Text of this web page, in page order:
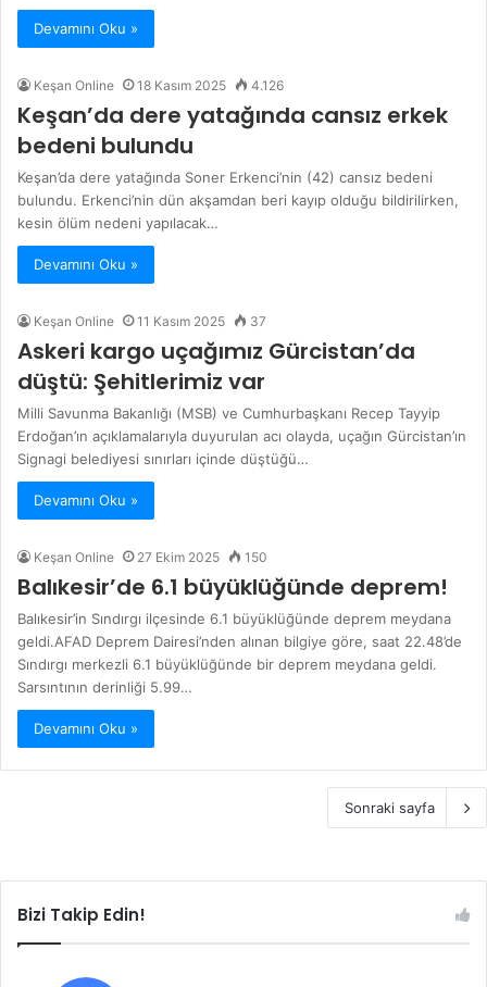
Devamını Oku »
Keşan Online 18 Kasım 2025 4.126
Keşan’da dere yatağında cansız erkek
bedeni bulundu
Keşan’da dere yatağında Soner Erkenci’nin (42) cansız bedeni
bulundu. Erkenci’nin dün akşamdan beri kayıp olduğu bildirilirken,
kesin ölüm nedeni yapılacak…
Devamını Oku »
Keşan Online 11 Kasım 2025 37
Askeri kargo uçağımız Gürcistan’da
düştü: Şehitlerimiz var
Milli Savunma Bakanlığı (MSB) ve Cumhurbaşkanı Recep Tayyip
Erdoğan’ın açıklamalarıyla duyurulan acı olayda, uçağın Gürcistan’ın
Signagi belediyesi sınırları içinde düştüğü…
Devamını Oku »
Keşan Online 27 Ekim 2025 150
Balıkesir’de 6.1 büyüklüğünde deprem!
Balıkesir’in Sındırgı ilçesinde 6.1 büyüklüğünde deprem meydana
geldi.AFAD Deprem Dairesi’nden alınan bilgiye göre, saat 22.48’de
Sındırgı merkezli 6.1 büyüklüğünde bir deprem meydana geldi.
Sarsıntının derinliği 5.99…
Devamını Oku »
Sonraki sayfa
Bizi Takip Edin!